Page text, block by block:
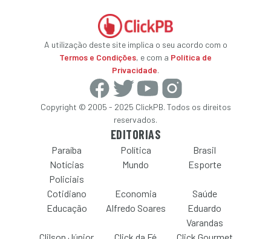
A utilização deste site implica o seu acordo com o
Termos e Condições, e com a Política de
Privacidade.
Copyright © 2005 - 2025 ClickPB. Todos os direitos
reservados.
EDITORIAS
Paraíba Política
Brasil
Notícias
Policiais
Mundo Esporte
Cotidiano Economia
Saúde
Educação
Alfredo Soares
Eduardo
Varandas